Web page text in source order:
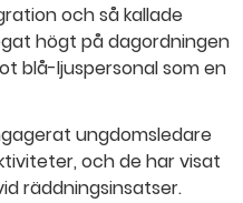
och så kallade
högt på dagordningen
blå-​ljuspersonal som en
ungdomsledare
och de har visat
räddningsinsatser.